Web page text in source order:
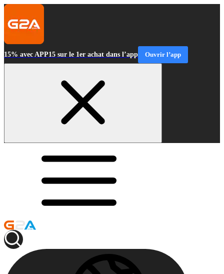
15% avec APP15 sur le 1er achat dans l’app Ouvrir l’app